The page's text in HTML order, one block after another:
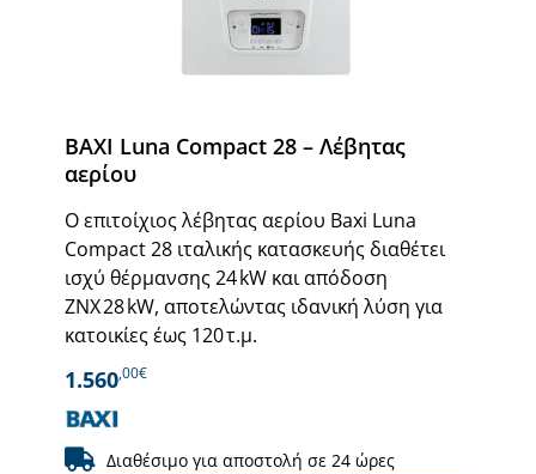
BAXI Luna Compact 28 – Λέβητας
αερίου
Ο επιτοίχιος λέβητας αερίου Baxi Luna
Compact 28 ιταλικής κατασκευής διαθέτει
ισχύ θέρμανσης 24 kW και απόδοση
ΖΝΧ 28 kW, αποτελώντας ιδανική λύση για
κατοικίες έως 120 τ.μ.
1.560,00€
Διαθέσιμο για αποστολή σε 24 ώρες